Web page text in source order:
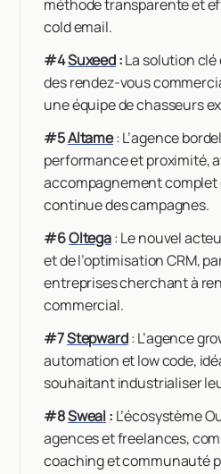
méthode transparente et
cold email.
#4Suxeed:La solution
des rendez-vous
une équipe de chasseurs
#5Altame: L’agence
performance et proximité,
accompagnement
continue des campagnes.
#6Oltega: Le nouvel
et de l’optimisation CRM,
entreprises cherchant à
commercial.
#7Stepward: L’agence
automation et low code,
souhaitant industrialiser
#8Sweal : L’écosystème
agences et freelances,
coaching et communauté